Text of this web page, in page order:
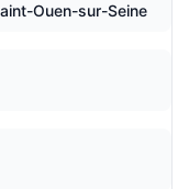
Ouen-sur-Seine